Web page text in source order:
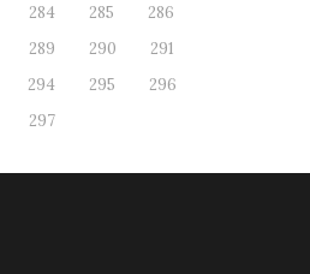
284 285
286
289 290
291
294 295
296
297